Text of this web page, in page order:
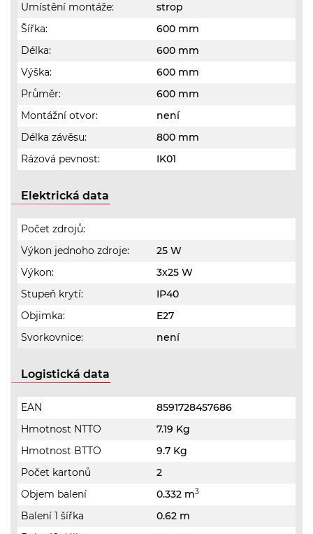
Umístění montáže:
strop
Šířka:
600 mm
Délka:
600 mm
Výška:
600 mm
Průměr:
600 mm
Montážní otvor:
není
Délka závěsu:
800 mm
Rázová pevnost:
IK01
Elektrická data
Počet zdrojů:
Výkon jednoho zdroje:
25 W
Výkon:
3x25 W
Stupeň krytí:
IP40
Objimka:
E27
Svorkovnice:
není
Logistická data
EAN
8591728457686
Hmotnost NTTO
7.19 Kg
Hmotnost BTTO
9.7 Kg
Počet kartonů
2
Objem balení
0.332 m3
Balení 1 šířka
0.62 m